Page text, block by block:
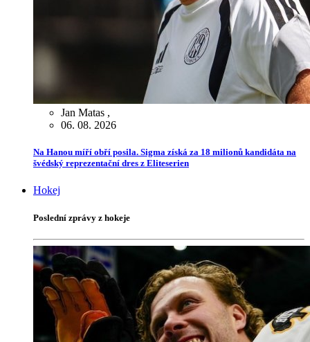
Jan Matas ,
06. 08. 2026
Na Hanou míří obří posila. Sigma získá za 18 milionů kandidáta na
švédský reprezentační dres z Eliteserien
Hokej
Poslední zprávy z hokeje